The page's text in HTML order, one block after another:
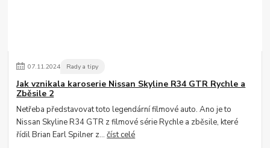
07.11.2024 Rady a tipy
Jak vznikala karoserie Nissan Skyline R34 GTR Rychle a
Zběsile 2
Netřeba představovat toto legendární filmové auto. Ano je to
Nissan Skyline R34 GTR z filmové série Rychle a zběsile, které
řídil Brian Earl Spilner z...číst celé